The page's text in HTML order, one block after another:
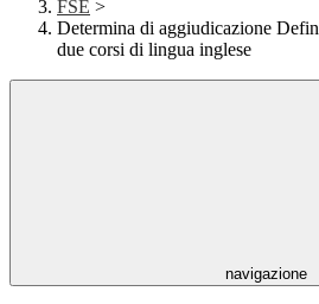
FSE >
Determina di aggiudicazione
due corsi di lingua inglese
navigazione